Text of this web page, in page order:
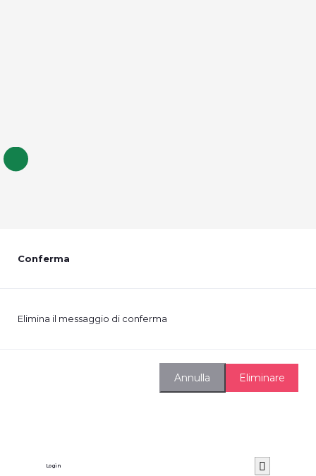
Conferma
Elimina il messaggio di conferma
Annulla Eliminare
Login